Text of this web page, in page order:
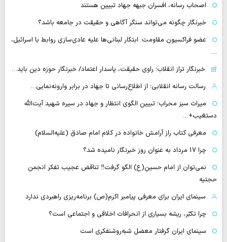
اصحاب رسانه، افسران جبهه جهاد تبیین هستند
خبرنگار چگونه می‌تواند سنگر آگاهی و حقیقت در جامعه باشد؟
عضو فراکسیون مقاومت: ابتکار لبنانی‌ها علیه عادی‌سازی روابط با اسرائیل،
…
خبرنگار تراز انقلاب؛ راوی حقیقت، پاسدار اعتماد/ خبرنگار حوزه دین باید…
رسالت رسانه انقلابی؛ از اطلاع‌رسانی تا جهاد در برابر وارونه‌نمایی…
میراث سبز محراب؛ تبیین الگوی انتظار و جهاد در سیره شهید آیت‌الله
دستغیب+…
معرفی کتاب راز آرامش خانواده در کلام امام صادق (علیه‌السلام)
چرا 17 مرداد به عنوان روز خبرنگار نامیده شد؟
نمی‌توان از امام حسین(ع) الگو گرفت‼ تناقض عجیب تفکر انجمن
حجتیه
سینمای ایران برای معرفی پیامبر اکرم(ص) برنامه‌ریزی راهبردی ندارد
چرا تکبّر، ریشه بسیاری از انحرافات اخلاقی و اجتماعی است؟
سینمای ایران گرفتار معضل شبه‌روشنفکری است